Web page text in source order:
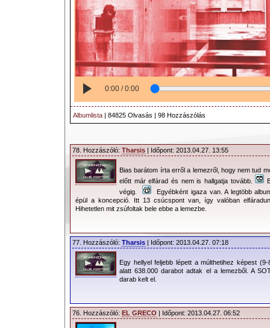
0:00 / 0:00
Albumlista | 84825 Olvasás | 98 Hozzászólás
78. Hozzászóló: Tharsis | Időpont: 2013.04.27. 13:55
Bias barátom írta erről a lemezről, hogy nem tud
előtt már elfárad és nem is hallgatja tovább.
végig.
Egyébként igaza van. A legtöbb
épül a koncepció. Itt 13 csúcspont van, így valóban
Hihetetlen mit zsúfoltak bele ebbe a lemezbe.
77. Hozzászóló: Tharsis | Időpont: 2013.04.27. 07:18
Egy hellyel feljebb lépett a múlthetihez képest
alatt 638.000 darabot adtak el a lemezből. A
darab kelt el.
76. Hozzászóló: EL GRECO | Időpont: 2013.04.27. 06:52